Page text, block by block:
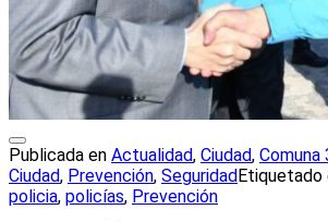
Publicada en Actualidad, Ciudad, Comuna
Ciudad, Prevención, SeguridadEtiquetado
policia, policías, Prevención